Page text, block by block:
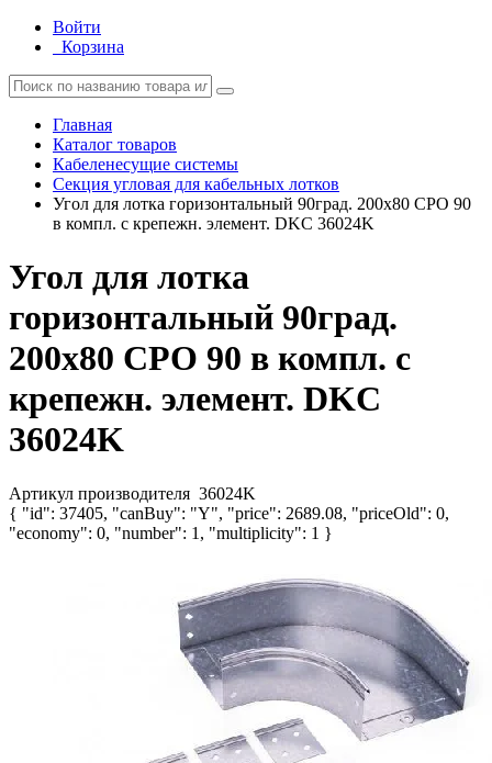
Войти
Корзина
Главная
Каталог товаров
Кабеленесущие системы
Секция угловая для кабельных лотков
Угол для лотка горизонтальный 90град. 200х80 CPO 90
в компл. с крепежн. элемент. DKC 36024K
Угол для лотка
горизонтальный 90град.
200х80 CPO 90 в компл. с
крепежн. элемент. DKC
36024K
Артикул производителя 36024K
{ "id": 37405, "canBuy": "Y", "price": 2689.08, "priceOld": 0,
"economy": 0, "number": 1, "multiplicity": 1 }